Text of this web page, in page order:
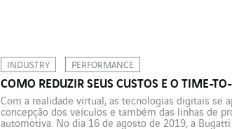
INDUSTRY PERFORMANCE
COMO REDUZIR SEUS CUSTOS E O TIME-
Com a realidade virtual, as tecnologias digitais se
concepção dos veículos e também das linhas de
automotiva. No dia 16 de agosto de 2019, a